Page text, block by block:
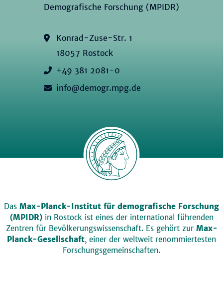
Demografische Forschung (MPIDR)
Konrad-Zuse-Str. 1
18057 Rostock
+49 381 2081-0
info@demogr.mpg.de
Das Max-Planck-Institut für demografische Forschung
(MPIDR)in Rostock ist eines der international führenden
Zentren für Bevölkerungswissenschaft. Es gehört zur Max-
Planck-Gesellschaft, einer der weltweit renommiertesten
Forschungsgemeinschaften.